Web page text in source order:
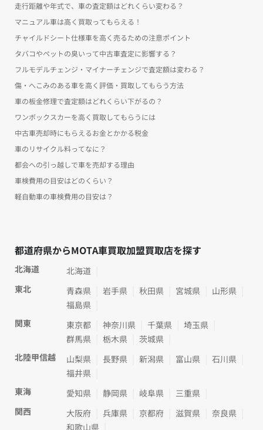
走行距離や年式で、車の査定額はどれくらい変わる？
マニュアル車は高く買取ってもらえる！
チャイルドシート仕様車を高く売るための注意ポイント
タバコやペットの臭いって中古車査定に影響する？
フルモデルチェンジ・マイナーチェンジで査定額は変わる？
傷・へこみのある車を高く評価・買取してもらう方法
車の板金修理で査定額はどれくらい下がるの？
ワンボックスカーを高く買取してもらうには
中古車売却時にもらえるお金とかかる税金
車のリサイクル料ってなに？
都会への引っ越しで車を売却する理由
車検費用の目安はどのくらい？
軽自動車の車検費用の目安は？
都道府県からMOTA車買取加盟買取店を探す
北海道
北海道
東北
青森県 岩手県 秋田県 宮城県
山形県
福島県
関東
東京都 神奈川県 千葉県
埼玉県
群馬県
栃木県
茨城県
北陸甲信越
山梨県 長野県 新潟県 富山県
石川県
福井県
東海
愛知県 静岡県 岐阜県
三重県
関西
大阪府 兵庫県 京都府 滋賀県
奈良県
和歌山県